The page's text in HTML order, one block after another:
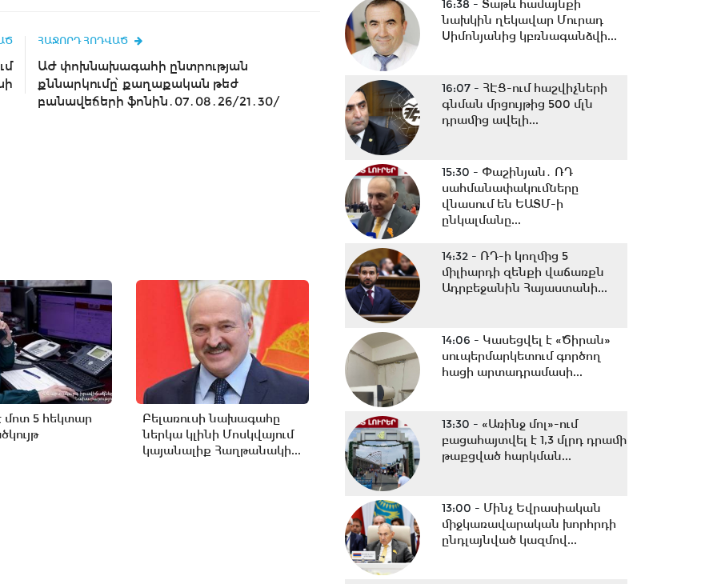
ՀԱՋՈՐԴ ՀՈԴՎԱԾ
ԱԺ փոխնախագահի ընտրության
քննարկումը՝ քաղաքական թեժ
բանավեճերի ֆոնին․07․08․26/21․30/
մոտ 5 հեկտար
Բելառուսի նախագահը
ներկա կլինի Մոսկվայում
կայանալիք Հաղթանակի...
16:38 - Տաթև համայնքի
նախկին ղեկավար Մուրադ
Սիմոնյանից կբռնագանձվի...
16:07 - ՀԷՑ-ում հաշվիչների
գնման մրցույթից 500 մլն
դրամից ավելի...
15:30 - Փաշինյան․ ՌԴ
սահմանափակումները
վնասում են ԵԱՏՄ-ի
ընկալմանը...
14:32 - ՌԴ-ի կողմից 5
միլիարդի զենքի վաճառքն
Ադրբեջանին Հայաստանի...
14:06 - Կասեցվել է «Ծիրան»
սուպերմարկետում գործող
հացի արտադրամասի...
13:30 - «Առինջ մոլ»-ում
բացահայտվել է 1,3 մլրդ դրամի
թաքցված հարկման...
13:00 - Մինչ Եվրասիական
միջկառավարական խորհրդի
ընդլայնված կազմով...